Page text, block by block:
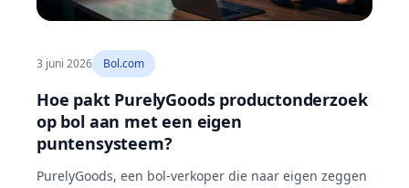
3 juni 2026 Bol.com
Hoe pakt PurelyGoods productonderzoek
op bol aan met een eigen
puntensysteem?
PurelyGoods, een bol-verkoper die naar eigen zeggen